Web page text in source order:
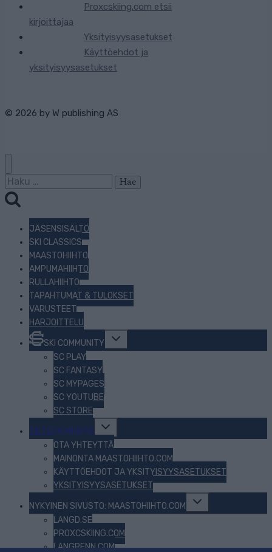
Proxcskiing.com etsii
kirjoittajaa
Yksityisyysasetukset
Käyttöehdot ja
yksityisyysasetukset
© 2026 by W publishing AS
Haku:
JÄSENSISÄLTÖ
SKI CLASSICS
MAASTOHIIHTO
AMPUMAHIIHTO
RULLAHIIHTO
TAPAHTUMAT & TULOKSET
VARUSTEET
HARJOITTELU
SKI COMMUNITY
Toggle
child
menu
SC PLAY
SC FANTASY
SC MYPAGES
SC YOUTUBE
SC STORE
TIETOJA MEISTÄ
Toggle
child
menu
OTA YHTEYTTÄ
MAINONTA MAASTOHIIHTO.COM
KÄYTTÖEHDOT JA YKSITYISYYSASETUKSET
YKSITYISYYSASETUKSET
NYKYINEN SIVUSTO: MAASTOHIIHTO.COM
Toggle
child
menu
LANGD.SE
PROXCSKIING.COM
LANGRENN.COM